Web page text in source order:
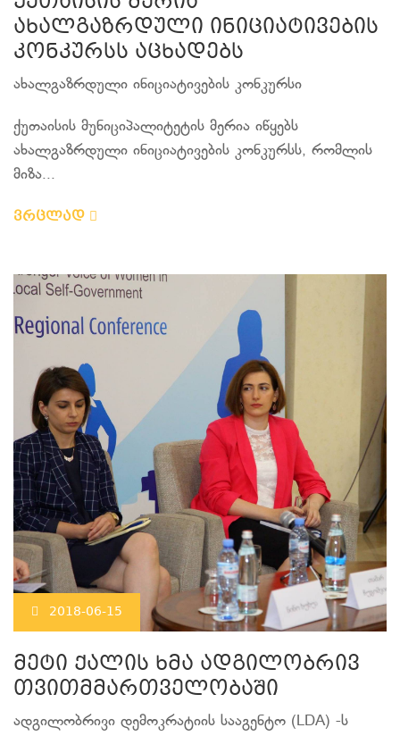
ახალგაზრდული ინიციატივების
კონკურსს აცხადებს
ახალგაზრდული ინიციატივების კონკურსი
ქუთაისის მუნიციპალიტეტის მერია იწყებს
ახალგაზრდული ინიციატივების კონკურსს, რომლის
მიზა...
ვრცლად
2018-06-15
მეტი ქალის ხმა ადგილობრივ
თვითმმართველობაში
ადგილობრივი დემოკრატიის სააგენტო (LDA) -ს